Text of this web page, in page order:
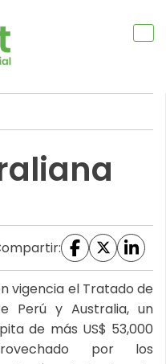
vigencia el Tratado de
Perú y Australia, un
de más US$ 53,000
por los